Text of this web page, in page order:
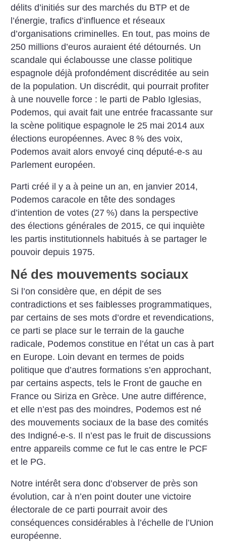
délits d’initiés sur des marchés du BTP et de
l’énergie, trafics d’influence et réseaux
d’organisations criminelles. En tout, pas moins de
250 millions d’euros auraient été détournés. Un
scandale qui éclabousse une classe politique
espagnole déjà profondément discréditée au sein
de la population. Un discrédit, qui pourrait profiter
à une nouvelle force : le parti de Pablo Iglesias,
Podemos, qui avait fait une entrée fracassante sur
la scène politique espagnole le 25 mai 2014 aux
élections européennes. Avec 8 % des voix,
Podemos avait alors envoyé cinq député-e-s au
Parlement européen.
Parti créé il y a à peine un an, en janvier 2014,
Podemos caracole en tête des sondages
d’intention de votes (27 %) dans la perspective
des élections générales de 2015, ce qui inquiète
les partis institutionnels habitués à se partager le
pouvoir depuis 1975.
Né des mouvements sociaux
Si l’on considère que, en dépit de ses
contradictions et ses faiblesses programmatiques,
par certains de ses mots d’ordre et revendications,
ce parti se place sur le terrain de la gauche
radicale, Podemos constitue en l’état un cas à part
en Europe. Loin devant en termes de poids
politique que d’autres formations s’en approchant,
par certains aspects, tels le Front de gauche en
France ou Siriza en Grèce. Une autre différence,
et elle n’est pas des moindres, Podemos est né
des mouvements sociaux de la base des comités
des Indigné-e-s. Il n’est pas le fruit de discussions
entre appareils comme ce fut le cas entre le PCF
et le PG.
Notre intérêt sera donc d’observer de près son
évolution, car à n’en point douter une victoire
électorale de ce parti pourrait avoir des
conséquences considérables à l’échelle de l’Union
européenne.